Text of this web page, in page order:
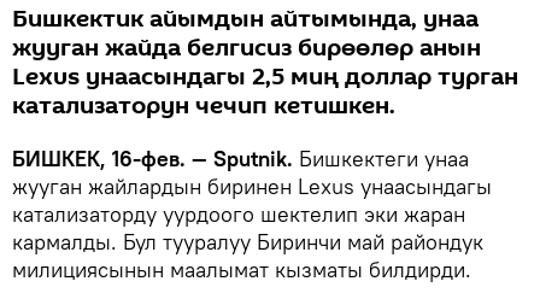
Бишкектик айымдын айтымында, унаа
жууган жайда белгисиз бирөөлөр анын
Lexus унаасындагы 2,5 миң доллар турган
катализаторун чечип кетишкен.
БИШКЕК, 16-фев. — Sputnik. Бишкектеги унаа
жууган жайлардын биринен Lexus унаасындагы
катализаторду уурдоого шектелип эки жаран
кармалды. Бул тууралуу Биринчи май райондук
милициясынын маалымат кызматы билдирди.